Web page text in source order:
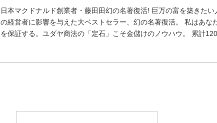
日本マクドナルド創業者・藤田田幻の名著復活! 巨万の富を築きたい
の経営者に影響を与えた大ベストセラー、幻の名著復活。 私はあな
を保証する。ユダヤ商法の「定石」こそ金儲けのノウハウ。 累計120